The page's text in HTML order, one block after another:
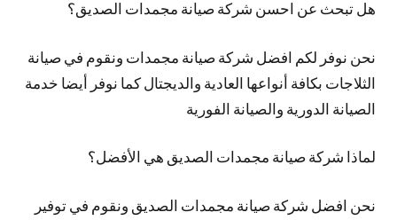
هل تبحث عن احسن شركة صيانة مجمدات الصديق؟
نحن نوفر لكم افضل شركة صيانة مجمدات ونقوم في صيانة
الثلاجات بكافة أنواعها العادية والديجتال كما نوفر أيضا خدمة
الصيانة الدورية والصيانة الفورية
لماذا شركة صيانة مجمدات الصديق هي الأفضل؟
نحن افضل شركة صيانة مجمدات الصديق ونقوم في توفير